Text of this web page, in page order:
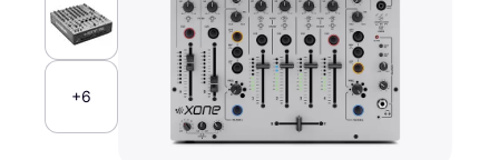
+6